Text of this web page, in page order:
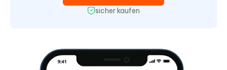
sicher kaufen